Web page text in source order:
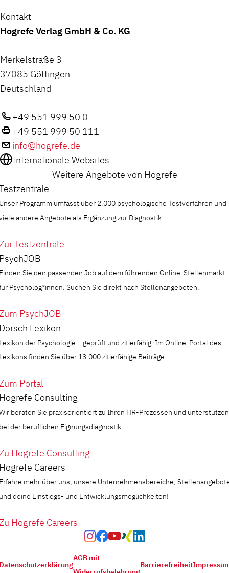
Kontakt
Hogrefe Verlag GmbH & Co. KG
Merkelstraße 3
37085 Göttingen
Deutschland
+49 551 999 50 0
+49 551 999 50 111
info@hogrefe.de
Internationale Websites
Weitere Angebote von Hogrefe
Programm umfasst über 2.000 psychologische Testverfahren und
andere Angebote als Ergänzung zur Diagnostik.
Testzentrale
Sie den passenden Job auf dem führenden Online-Stellenmarkt
Psycholog*innen. Suchen Sie direkt nach Stellenangeboten.
PsychJOB
Lexikon
der Psychologie – geprüft und zitierfähig. Im Online-Portal des
finden Sie über 13.000 zitierfähige Beiträge.
Portal
Consulting
beraten Sie praxisorientiert zu Ihren HR-Prozessen und unterstützen
der beruflichen Eignungsdiagnostik.
Hogrefe Consulting
Careers
mehr über uns, unsere Unternehmensbereiche,
deine Einstiegs- und Entwicklungsmöglichkeiten!
Hogrefe Careers
AGB mit
Barrierefreiheit